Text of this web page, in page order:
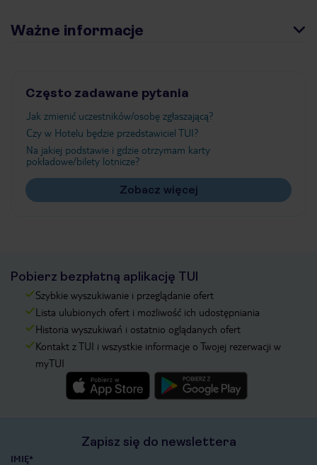
Ważne informacje
Często zadawane pytania
Jak zmienić uczestników/osobę zgłaszającą?
Czy w Hotelu będzie przedstawiciel TUI?
Na jakiej podstawie i gdzie otrzymam karty
pokładowe/bilety lotnicze?
Zobacz więcej
Pobierz bezpłatną aplikację TUI
Szybkie wyszukiwanie i przeglądanie ofert
Lista ulubionych ofert i możliwość ich udostępniania
Historia wyszukiwań i ostatnio oglądanych ofert
Kontakt z TUI i wszystkie informacje o Twojej rezerwacji w
myTUI
Zapisz się do newslettera
IMIĘ*